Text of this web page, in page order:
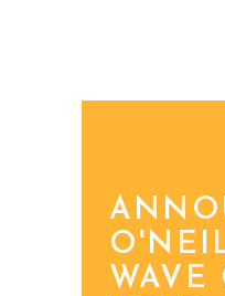
WAVE